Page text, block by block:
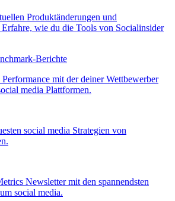
Produktänderungen und
Erfahre, wie du die Tools von Socialinsider
Berichte
mit der deiner Wettbewerber
media Plattformen.
social media Strategien von
Newsletter mit den spannendsten
social media.